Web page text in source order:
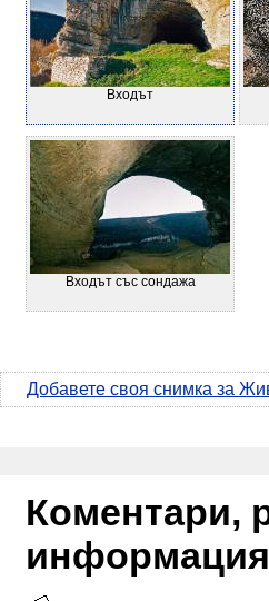
Входът
Входът със сондажа
Добавете своя снимка за
Коментари,
информация